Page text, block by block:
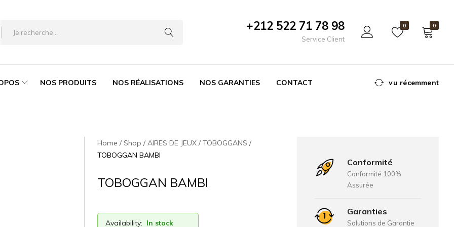
+212 522 71 78 98
Service Client
0 0
NOS PRODUITS NOS RÉALISATIONS NOS GARANTIES CONTACT vu récemment
Home Shop AIRES DE JEUX
TOBOGGANS
TOBOGGAN BAMBI
TOBOGGAN BAMBI
Availability: In stock
Conformité
Conformité 100%
Assurée
Garanties
Solutions de Garantie